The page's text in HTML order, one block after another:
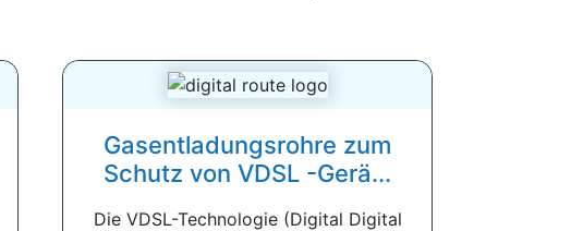
Gasentladungsrohre zum
Schutz von VDSL -Gerä...
Die VDSL-Technologie (Digital Digital